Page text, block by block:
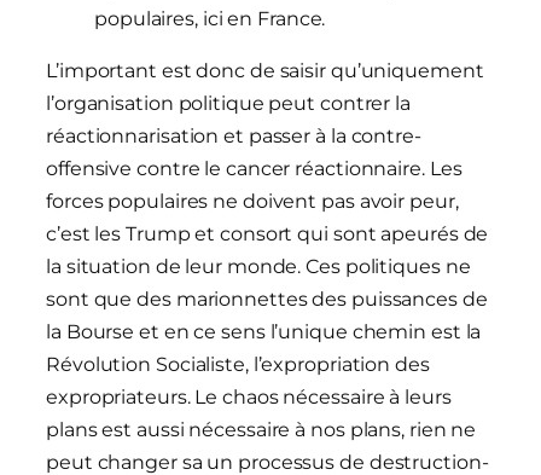
populaires, ici en France.
L’important est donc de saisir qu’uniquement
l’organisation politique peut contrer la
réactionnarisation et passer à la contre-
offensive contre le cancer réactionnaire. Les
forces populaires ne doivent pas avoir peur,
c’est les Trump et consort qui sont apeurés de
la situation de leur monde. Ces politiques ne
sont que des marionnettes des puissances de
la Bourse et en ce sens l’unique chemin est la
Révolution Socialiste, l’expropriation des
expropriateurs. Le chaos nécessaire à leurs
plans est aussi nécessaire à nos plans, rien ne
peut changer sa un processus de destruction-